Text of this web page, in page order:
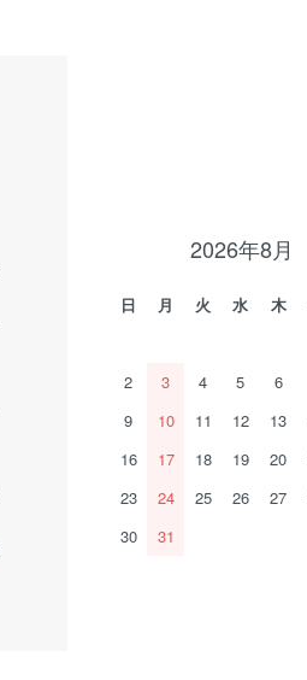
2026年8月
日 月 火 水 木
2
3 4 5 6
9
10 11 12 13
16
17 18 19 20
23
24 25 26 27
30
31